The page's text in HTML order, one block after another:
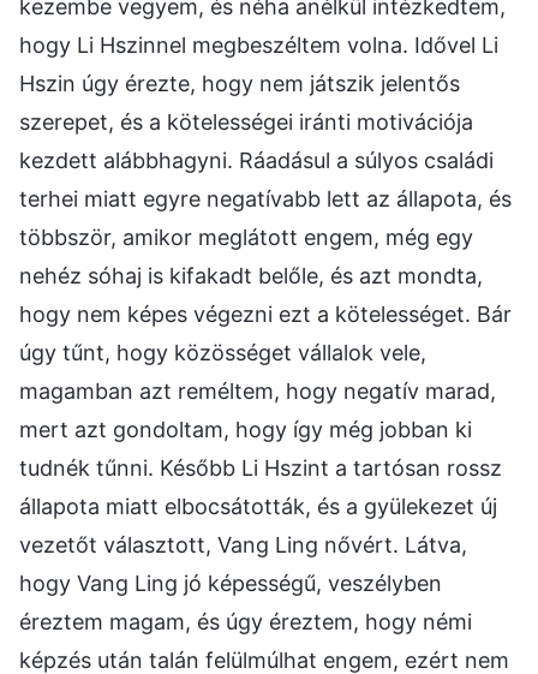
kezembe vegyem, és néha anélkül intézkedtem,
hogy Li Hszinnel megbeszéltem volna. Idővel Li
Hszin úgy érezte, hogy nem játszik jelentős
szerepet, és a kötelességei iránti motivációja
kezdett alábbhagyni. Ráadásul a súlyos családi
terhei miatt egyre negatívabb lett az állapota, és
többször, amikor meglátott engem, még egy
nehéz sóhaj is kifakadt belőle, és azt mondta,
hogy nem képes végezni ezt a kötelességet. Bár
úgy tűnt, hogy közösséget vállalok vele,
magamban azt reméltem, hogy negatív marad,
mert azt gondoltam, hogy így még jobban ki
tudnék tűnni. Később Li Hszint a tartósan rossz
állapota miatt elbocsátották, és a gyülekezet új
vezetőt választott, Vang Ling nővért. Látva,
hogy Vang Ling jó képességű, veszélyben
éreztem magam, és úgy éreztem, hogy némi
képzés után talán felülmúlhat engem, ezért nem